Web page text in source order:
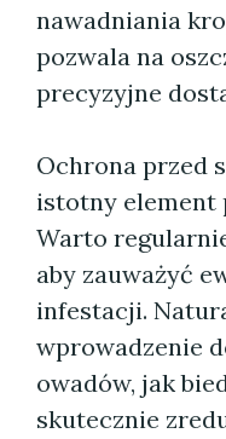
nawadniania
pozwala na
precyzyjne
Ochrona przed
istotny element
Warto
aby zauważyć
infestacji.
wprowadzenie
owadów, jak
skutecznie